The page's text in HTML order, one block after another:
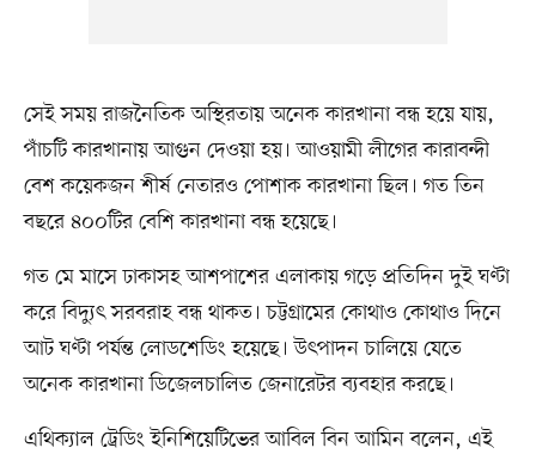
সেই সময় রাজনৈতিক অস্থিরতায় অনেক কারখানা বন্ধ হয়ে যায়,
পাঁচটি কারখানায় আগুন দেওয়া হয়। আওয়ামী লীগের কারাবন্দী
বেশ কয়েকজন শীর্ষ নেতারও পোশাক কারখানা ছিল। গত তিন
বছরে ৪০০টির বেশি কারখানা বন্ধ হয়েছে।
গত মে মাসে ঢাকাসহ আশপাশের এলাকায় গড়ে প্রতিদিন দুই ঘণ্টা
করে বিদ্যুৎ সরবরাহ বন্ধ থাকত। চট্টগ্রামের কোথাও কোথাও দিনে
আট ঘণ্টা পর্যন্ত লোডশেডিং হয়েছে। উৎপাদন চালিয়ে যেতে
অনেক কারখানা ডিজেলচালিত জেনারেটর ব্যবহার করছে।
এথিক্যাল ট্রেডিং ইনিশিয়েটিভের আবিল বিন আমিন বলেন, এই